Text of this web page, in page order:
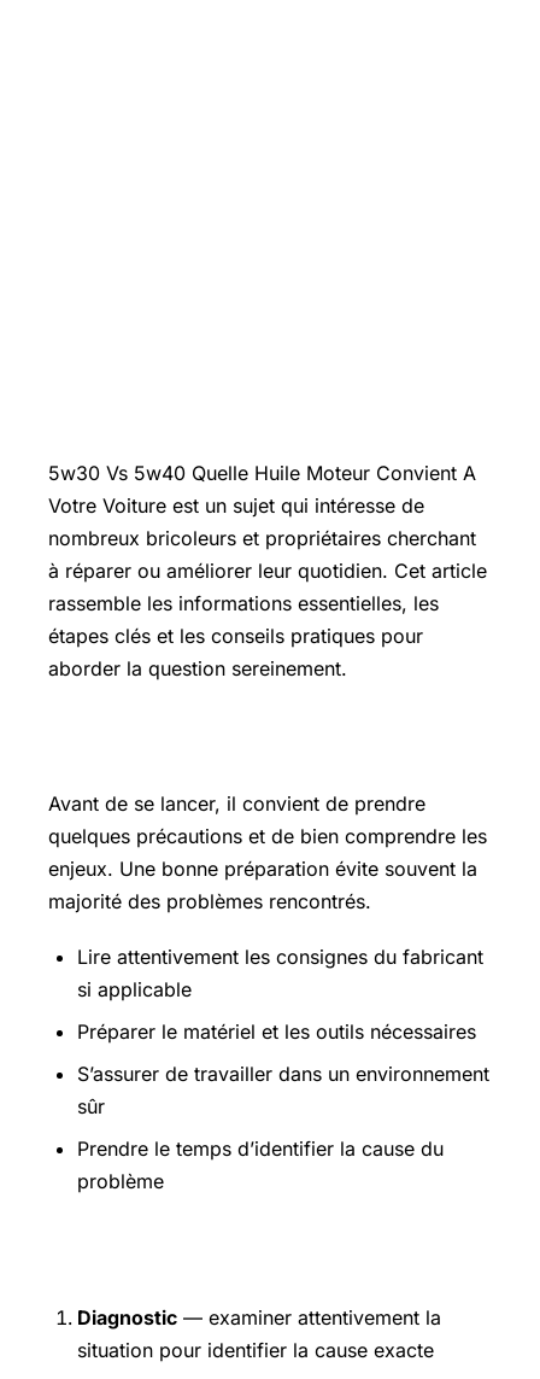
5w30 Vs 5w40 Quelle Huile Moteur Convient A
Votre Voiture est un sujet qui intéresse de
nombreux bricoleurs et propriétaires cherchant
à réparer ou améliorer leur quotidien. Cet article
rassemble les informations essentielles, les
étapes clés et les conseils pratiques pour
aborder la question sereinement.
Avant de se lancer, il convient de prendre
quelques précautions et de bien comprendre les
enjeux. Une bonne préparation évite souvent la
majorité des problèmes rencontrés.
Lire attentivement les consignes du fabricant
si applicable
Préparer le matériel et les outils nécessaires
S’assurer de travailler dans un environnement
sûr
Prendre le temps d’identifier la cause du
problème
Diagnostic — examiner attentivement la
situation pour identifier la cause exacte